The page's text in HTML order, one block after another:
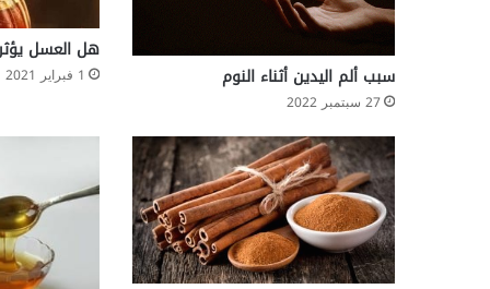
ع
د
ا
ل
ش
ب
ا
ب
؟
سبب ألم اليدين أثناء النوم
27 سبتمبر 2022
هل العسل
1 فبراير 2021